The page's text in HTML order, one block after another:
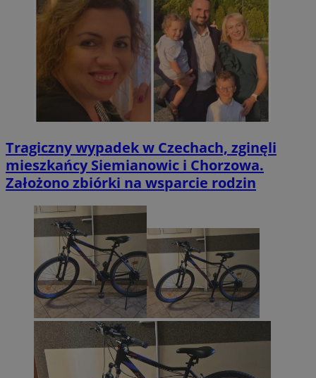
Tragiczny wypadek w Czechach, zginęli
mieszkańcy Siemianowic i Chorzowa.
Założono zbiórki na wsparcie rodzin